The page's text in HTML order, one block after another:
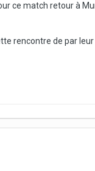
ce match retour à
rencontre de par